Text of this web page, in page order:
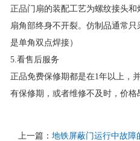
正品门扇的装配工艺为螺纹接头
扇角部终身不开裂。仿制品通常
是单角双点焊接）
5.看售后服务
正品免费保修期都是在1年以上，
有保修期，或者维修不及时，价格
上一篇： 地铁屏蔽门运行中故障